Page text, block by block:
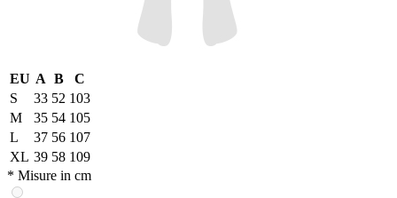
EU A B
C
S
33 52 103
M
35 54 105
L
37 56 107
XL 39 58 109
* Misure in cm